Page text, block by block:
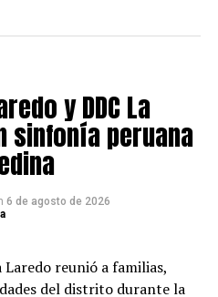
LAREDO TRUJILLO
: ‘Toda distancia es
guerra en casa de regidora
y DDC La
sinfonía peruana
6 de agosto de 2026
Laredo reunió a familias,
del distrito durante la